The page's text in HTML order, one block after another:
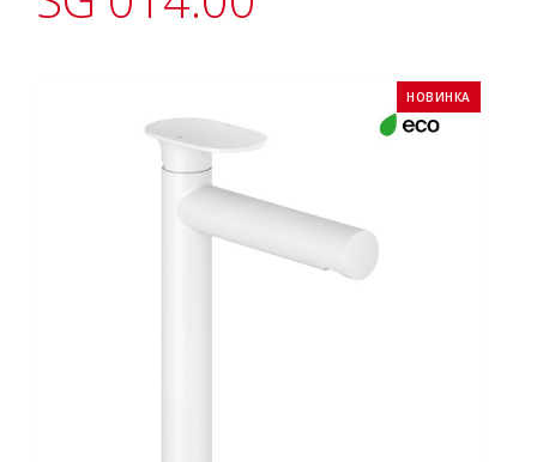
НОВИНКА